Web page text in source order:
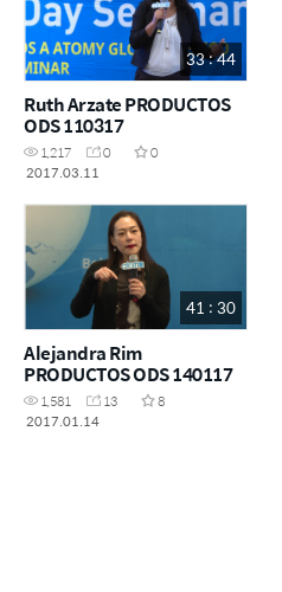
33 : 44
Ruth Arzate PRODUCTOS
ODS 110317
1,217 0
0
2017.03.11
41 : 30
Alejandra Rim
PRODUCTOS ODS 140117
1,581 13
8
2017.01.14